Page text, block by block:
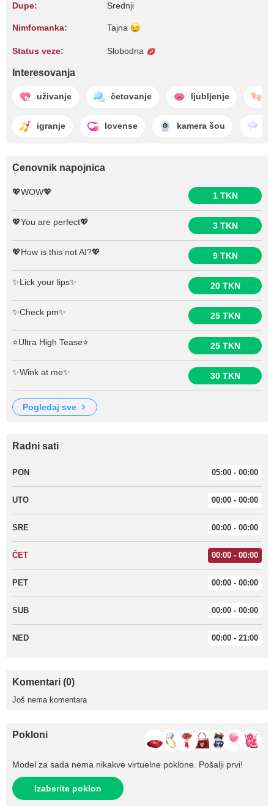
Dupe: Srednji
Nimfomanka: Tajna
Status veze: Slobodna
Interesovanja
uživanje četovanje ljubljenje
igranje lovense kamera šou
Cenovnik napojnica
💖WOW💖 1 TKN
💖You are perfect💖 3 TKN
💖How is this not AI?💖 9 TKN
✨Lick your lips✨ 20 TKN
✨Check pm✨ 25 TKN
⭐️Ultra High Tease⭐️ 25 TKN
✨Wink at me✨ 30 TKN
pogledaj sve
Radni sati
PON 05:00 - 00:00
UTO 00:00 - 00:00
SRE 00:00 - 00:00
ČET 00:00 - 00:00
PET 00:00 - 00:00
SUB 00:00 - 00:00
NED 00:00 - 21:00
Komentari (0)
Još nema komentara
Pokloni
Model za sada nema nikakve virtuelne poklone. Pošalji prvi!
Izaberite poklon